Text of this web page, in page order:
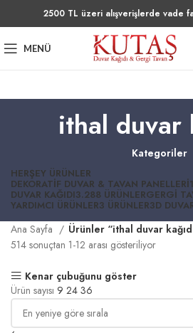
2500 TL üzeri alışverişlerde vade
MENÜ
ithal duvar
Kategoriler
HERŞEY ÜRÜNLER
DEKORATIF DUVAR & TAVAN PANELLERI
DUVAR KAĞIDI3.288 ÜRÜNLERGERGI
YARDIMCI ÜRÜNLER3 ÜRÜNLER3D
Ana Sayfa
Ürünler “ithal duvar
514 sonuçtan 1-12 arası gösteriliyor
Kenar çubuğunu göster
Ürün sayısı 9 24 36